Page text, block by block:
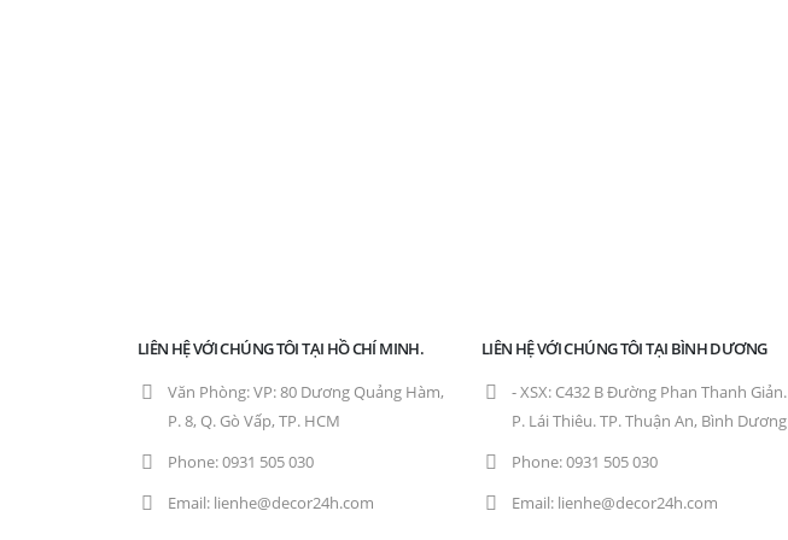
LIÊN HỆ VỚI CHÚNG TÔI TẠI HỒ CHÍ MINH.
Văn Phòng:VP: 80 Dương Quảng Hàm,
P. 8, Q. Gò Vấp, TP. HCM
Phone:0931 505 030
Email: lienhe@decor24h.com
LIÊN HỆ VỚI CHÚNG TÔI TẠI BÌNH DƯƠNG
- XSX: C432 B Đường Phan Thanh Giản.
P. Lái Thiêu. TP. Thuận An, Bình Dương
Phone:0931 505 030
Email: lienhe@decor24h.com